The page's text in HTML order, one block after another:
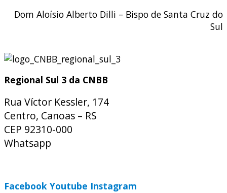
Dom Aloísio Alberto Dilli – Bispo de Santa Cruz do
Sul
Regional Sul 3 da CNBB
Rua Víctor Kessler, 174
Centro, Canoas – RS
CEP 92310-000
Whatsapp
Facebook Youtube Instagram